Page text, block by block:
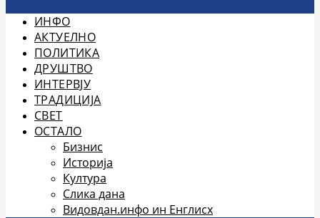
ИНФО
АКТУЕЛНО
ПОЛИТИКА
ДРУШТВО
ИНТЕРВЈУ
ТРАДИЦИЈА
СВЕТ
ОСТАЛО
Бизнис
Историја
Култура
Слика дана
Видовдан.инфо ин Енглисх